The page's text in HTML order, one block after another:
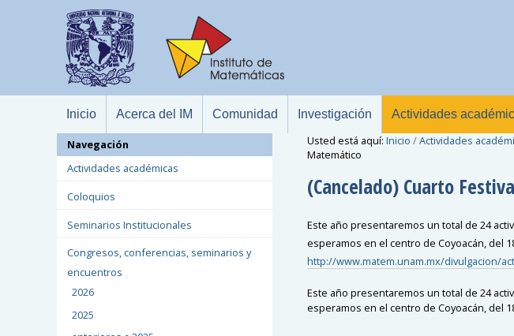
Inicio Acerca del IM Comunidad Investigación Actividades
Usted está aquí: Inicio /Actividades
Matemático
(Cancelado) Cuarto
Este año presentaremos un total de 24
esperamos en el centro de Coyoacán, del
http://www.matem.unam.mx/divulgacion/
Este año presentaremos un total de 24
esperamos en el centro de Coyoacán, del
Navegación
Actividades académicas
Coloquios
Seminarios Institucionales
Congresos, conferencias, seminarios y
encuentros
2026
2025